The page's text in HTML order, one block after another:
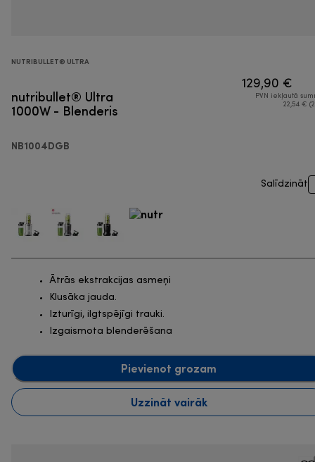
NUTRIBULLET® ULTRA
nutribullet® Ultra
1000W - Blenderis
NB1004DGB
129,90 €
PVN iekļautā
22,54 €
Salīdzināt
Ātrās ekstrakcijas asmeņi
Klusāka jauda.
Izturīgi, ilgtspējīgi trauki.
Izgaismota blenderēšana
Pievienot grozam
Uzzināt vairāk